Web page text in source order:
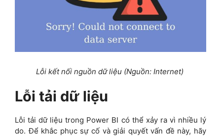
Lỗi kết nối nguồn dữ liệu (Nguồn: Internet)
Lỗi tải dữ liệu
Lỗi tải dữ liệu trong Power BI có thể xảy ra vì nhiều lý
do. Để khắc phục sự cố và giải quyết vấn đề này, hãy